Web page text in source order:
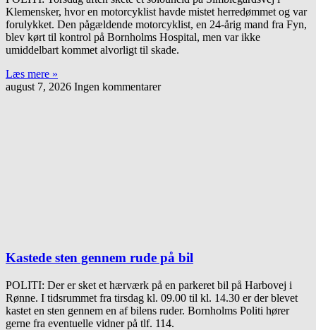
Klemensker, hvor en motorcyklist havde mistet herredømmet og var
forulykket. Den pågældende motorcyklist, en 24-årig mand fra Fyn,
blev kørt til kontrol på Bornholms Hospital, men var ikke
umiddelbart kommet alvorligt til skade.
Læs mere »
august 7, 2026 Ingen kommentarer
Kastede sten gennem rude på bil
POLITI: Der er sket et hærværk på en parkeret bil på Harbovej i
Rønne. I tidsrummet fra tirsdag kl. 09.00 til kl. 14.30 er der blevet
kastet en sten gennem en af bilens ruder. Bornholms Politi hører
gerne fra eventuelle vidner på tlf. 114.